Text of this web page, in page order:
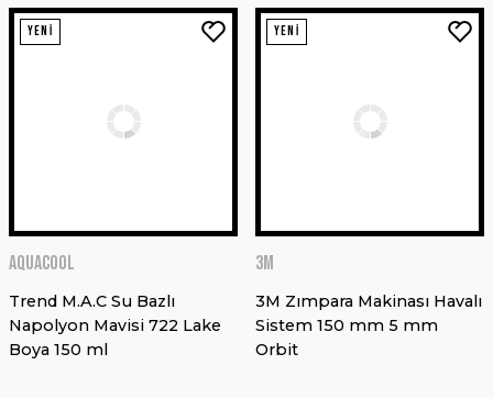
POLARSHİNE MARİN FİNAL FİNİSAJ 3L
FX 7240 DIŞ MEKAN LAKE YARI MAT
YENİ
YENİ
AQUACOOL
Trend M.A.C Su Bazlı
Napolyon Mavisi 722 Lake
Boya 150 ml
YENİ
3M
3M Zımpara Makinası Havalı
Sistem 150 mm 5 mm
Orbit